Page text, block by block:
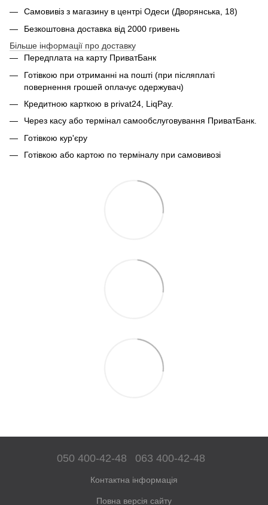
Самовивіз з магазину в центрі Одеси (Дворянська, 18)
Безкоштовна доставка від 2000 гривень
Більше інформації про доставку
Передплата на карту ПриватБанк
Готівкою при отриманні на пошті (при післяплаті
повернення грошей оплачує одержувач)
Кредитною карткою в privat24, LiqPay.
Через касу або термінал самообслуговування ПриватБанк.
Готівкою кур'єру
Готівкою або картою по терміналу при самовивозі
050 400-42-48 063 400-42-48
Контактна інформація
Повна версія сайту